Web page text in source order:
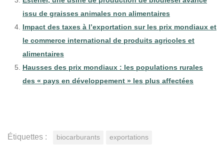
issu de graisses animales non alimentaires
Impact des taxes à l’exportation sur les prix mondiaux et
le commerce international de produits agricoles et
alimentaires
Hausses des prix mondiaux : les populations rurales
des « pays en développement » les plus affectées
Étiquettes : biocarburants exportations